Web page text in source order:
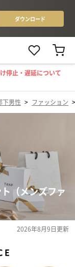
停止・遅延について
下男性 > ファッション
（メンズファ
2026年8月9日更新